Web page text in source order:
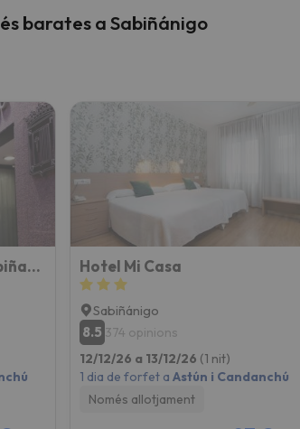
barates a Sabiñánigo
SNÖ Hotel Ciudad de Sabiñanigo Hotel Mi Casa
Sabiñánigo
8.5 374 opinions
12/12/26 a 13/12/26 (1 nit)
1 dia de forfet a Astún i Candanchú
Només allotjament